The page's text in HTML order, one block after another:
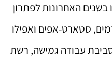
האחרונות לפתרון
סטארט-אפים ואפילו
עבודה גמישה, רשת